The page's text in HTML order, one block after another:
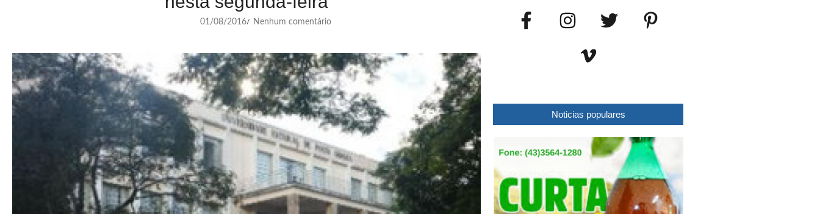
01/08/2016/ Nenhum comentário
Noticias populares